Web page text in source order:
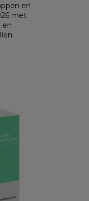
en
met
en